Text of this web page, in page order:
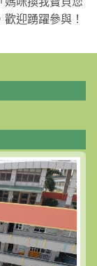
迎踴躍參與！